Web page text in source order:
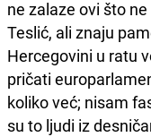
ne zalaze ovi što
Teslić, ali znaju
Hercegovini u ratu
pričati
koliko već; nisam
su to ljudi iz